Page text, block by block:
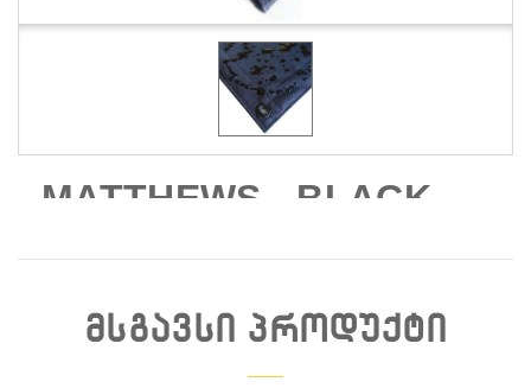
MATTHEWS - BLACK
FABRIC - (2)
ᲛᲡᲒᲐᲕᲡᲘ ᲞᲠᲝᲓᲣᲥᲢᲘ